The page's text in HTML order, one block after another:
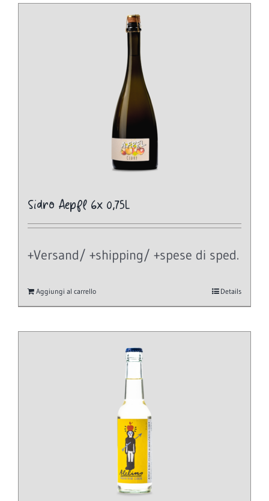
Sidro Aepfl 6x 0,75L
+Versand/ +shipping/ +spese di sped.
Aggiungi al carrello Details